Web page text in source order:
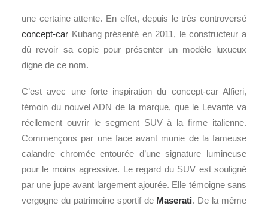
une certaine attente. En effet, depuis le très controversé
concept-car Kubang présenté en 2011, le constructeur a
dû revoir sa copie pour présenter un modèle luxueux
digne de ce nom.
C’est avec une forte inspiration du concept-car Alfieri,
témoin du nouvel ADN de la marque, que le Levante va
réellement ouvrir le segment SUV à la firme italienne.
Commençons par une face avant munie de la fameuse
calandre chromée entourée d’une signature lumineuse
pour le moins agressive. Le regard du SUV est souligné
par une jupe avant largement ajourée. Elle témoigne sans
vergogne du patrimoine sportif de Maserati. De la même